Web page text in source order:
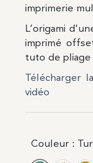
imprimerie
L’origami
imprimé
tuto de pliage
Télécharger
vidéo
Couleur :